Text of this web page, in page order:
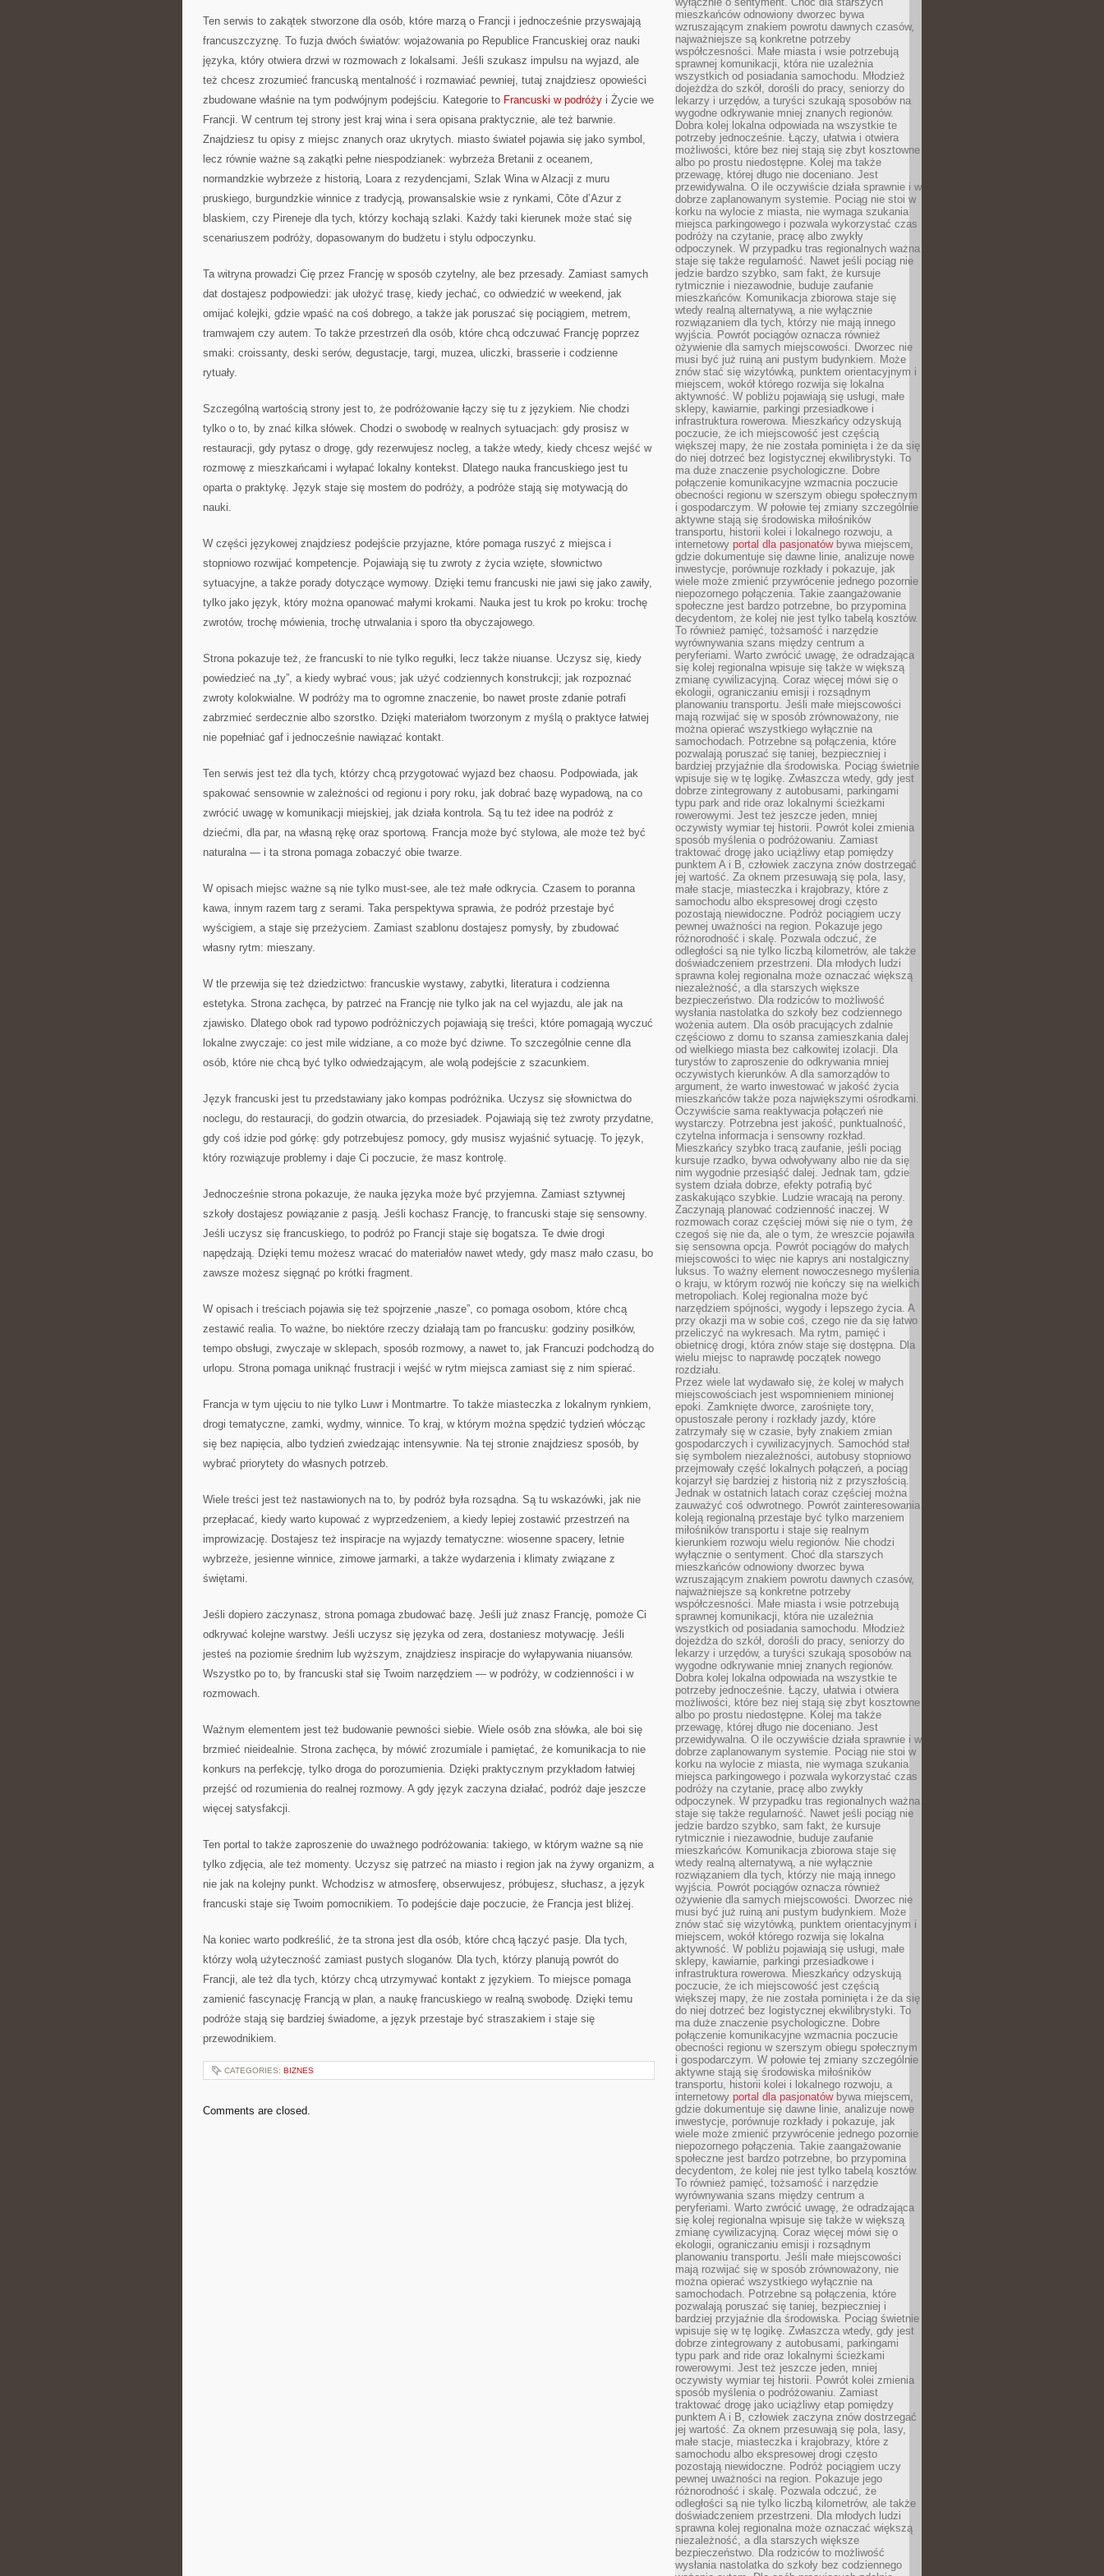
Ten serwis to zakątek stworzone dla osób, które marzą o Francji i jednocześnie przyswajają
francuszczyznę. To fuzja dwóch światów: wojażowania po Republice Francuskiej oraz nauki
języka, który otwiera drzwi w rozmowach z lokalsami. Jeśli szukasz impulsu na wyjazd, ale
też chcesz zrozumieć francuską mentalność i rozmawiać pewniej, tutaj znajdziesz opowieści
zbudowane właśnie na tym podwójnym podejściu. Kategorie to Francuski w podróży i Życie we
Francji. W centrum tej strony jest kraj wina i sera opisana praktycznie, ale też barwnie.
Znajdziesz tu opisy z miejsc znanych oraz ukrytych. miasto świateł pojawia się jako symbol,
lecz równie ważne są zakątki pełne niespodzianek: wybrzeża Bretanii z oceanem,
normandzkie wybrzeże z historią, Loara z rezydencjami, Szlak Wina w Alzacji z muru
pruskiego, burgundzkie winnice z tradycją, prowansalskie wsie z rynkami, Côte d’Azur z
blaskiem, czy Pireneje dla tych, którzy kochają szlaki. Każdy taki kierunek może stać się
scenariuszem podróży, dopasowanym do budżetu i stylu odpoczynku.
Ta witryna prowadzi Cię przez Francję w sposób czytelny, ale bez przesady. Zamiast samych
dat dostajesz podpowiedzi: jak ułożyć trasę, kiedy jechać, co odwiedzić w weekend, jak
omijać kolejki, gdzie wpaść na coś dobrego, a także jak poruszać się pociągiem, metrem,
tramwajem czy autem. To także przestrzeń dla osób, które chcą odczuwać Francję poprzez
smaki: croissanty, deski serów, degustacje, targi, muzea, uliczki, brasserie i codzienne
rytuały.
Szczególną wartością strony jest to, że podróżowanie łączy się tu z językiem. Nie chodzi
tylko o to, by znać kilka słówek. Chodzi o swobodę w realnych sytuacjach: gdy prosisz w
restauracji, gdy pytasz o drogę, gdy rezerwujesz nocleg, a także wtedy, kiedy chcesz wejść w
rozmowę z mieszkańcami i wyłapać lokalny kontekst. Dlatego nauka francuskiego jest tu
oparta o praktykę. Język staje się mostem do podróży, a podróże stają się motywacją do
nauki.
W części językowej znajdziesz podejście przyjazne, które pomaga ruszyć z miejsca i
stopniowo rozwijać kompetencje. Pojawiają się tu zwroty z życia wzięte, słownictwo
sytuacyjne, a także porady dotyczące wymowy. Dzięki temu francuski nie jawi się jako zawiły,
tylko jako język, który można opanować małymi krokami. Nauka jest tu krok po kroku: trochę
zwrotów, trochę mówienia, trochę utrwalania i sporo tła obyczajowego.
Strona pokazuje też, że francuski to nie tylko regułki, lecz także niuanse. Uczysz się, kiedy
powiedzieć na „ty”, a kiedy wybrać vous; jak użyć codziennych konstrukcji; jak rozpoznać
zwroty kolokwialne. W podróży ma to ogromne znaczenie, bo nawet proste zdanie potrafi
zabrzmieć serdecznie albo szorstko. Dzięki materiałom tworzonym z myślą o praktyce łatwiej
nie popełniać gaf i jednocześnie nawiązać kontakt.
Ten serwis jest też dla tych, którzy chcą przygotować wyjazd bez chaosu. Podpowiada, jak
spakować sensownie w zależności od regionu i pory roku, jak dobrać bazę wypadową, na co
zwrócić uwagę w komunikacji miejskiej, jak działa kontrola. Są tu też idee na podróż z
dziećmi, dla par, na własną rękę oraz sportową. Francja może być stylowa, ale może też być
naturalna — i ta strona pomaga zobaczyć obie twarze.
W opisach miejsc ważne są nie tylko must-see, ale też małe odkrycia. Czasem to poranna
kawa, innym razem targ z serami. Taka perspektywa sprawia, że podróż przestaje być
wyścigiem, a staje się przeżyciem. Zamiast szablonu dostajesz pomysły, by zbudować
własny rytm: mieszany.
W tle przewija się też dziedzictwo: francuskie wystawy, zabytki, literatura i codzienna
estetyka. Strona zachęca, by patrzeć na Francję nie tylko jak na cel wyjazdu, ale jak na
zjawisko. Dlatego obok rad typowo podróżniczych pojawiają się treści, które pomagają wyczuć
lokalne zwyczaje: co jest mile widziane, a co może być dziwne. To szczególnie cenne dla
osób, które nie chcą być tylko odwiedzającym, ale wolą podejście z szacunkiem.
Język francuski jest tu przedstawiany jako kompas podróżnika. Uczysz się słownictwa do
noclegu, do restauracji, do godzin otwarcia, do przesiadek. Pojawiają się też zwroty przydatne,
gdy coś idzie pod górkę: gdy potrzebujesz pomocy, gdy musisz wyjaśnić sytuację. To język,
który rozwiązuje problemy i daje Ci poczucie, że masz kontrolę.
Jednocześnie strona pokazuje, że nauka języka może być przyjemna. Zamiast sztywnej
szkoły dostajesz powiązanie z pasją. Jeśli kochasz Francję, to francuski staje się sensowny.
Jeśli uczysz się francuskiego, to podróż po Francji staje się bogatsza. Te dwie drogi
napędzają. Dzięki temu możesz wracać do materiałów nawet wtedy, gdy masz mało czasu, bo
zawsze możesz sięgnąć po krótki fragment.
W opisach i treściach pojawia się też spojrzenie „nasze”, co pomaga osobom, które chcą
zestawić realia. To ważne, bo niektóre rzeczy działają tam po francusku: godziny posiłków,
tempo obsługi, zwyczaje w sklepach, sposób rozmowy, a nawet to, jak Francuzi podchodzą do
urlopu. Strona pomaga uniknąć frustracji i wejść w rytm miejsca zamiast się z nim spierać.
Francja w tym ujęciu to nie tylko Luwr i Montmartre. To także miasteczka z lokalnym rynkiem,
drogi tematyczne, zamki, wydmy, winnice. To kraj, w którym można spędzić tydzień włócząc
się bez napięcia, albo tydzień zwiedzając intensywnie. Na tej stronie znajdziesz sposób, by
wybrać priorytety do własnych potrzeb.
Wiele treści jest też nastawionych na to, by podróż była rozsądna. Są tu wskazówki, jak nie
przepłacać, kiedy warto kupować z wyprzedzeniem, a kiedy lepiej zostawić przestrzeń na
improwizację. Dostajesz też inspiracje na wyjazdy tematyczne: wiosenne spacery, letnie
wybrzeże, jesienne winnice, zimowe jarmarki, a także wydarzenia i klimaty związane z
świętami.
Jeśli dopiero zaczynasz, strona pomaga zbudować bazę. Jeśli już znasz Francję, pomoże Ci
odkrywać kolejne warstwy. Jeśli uczysz się języka od zera, dostaniesz motywację. Jeśli
jesteś na poziomie średnim lub wyższym, znajdziesz inspiracje do wyłapywania niuansów.
Wszystko po to, by francuski stał się Twoim narzędziem — w podróży, w codzienności i w
rozmowach.
Ważnym elementem jest też budowanie pewności siebie. Wiele osób zna słówka, ale boi się
brzmieć nieidealnie. Strona zachęca, by mówić zrozumiale i pamiętać, że komunikacja to nie
konkurs na perfekcję, tylko droga do porozumienia. Dzięki praktycznym przykładom łatwiej
przejść od rozumienia do realnej rozmowy. A gdy język zaczyna działać, podróż daje jeszcze
więcej satysfakcji.
Ten portal to także zaproszenie do uważnego podróżowania: takiego, w którym ważne są nie
tylko zdjęcia, ale też momenty. Uczysz się patrzeć na miasto i region jak na żywy organizm, a
nie jak na kolejny punkt. Wchodzisz w atmosferę, obserwujesz, próbujesz, słuchasz, a język
francuski staje się Twoim pomocnikiem. To podejście daje poczucie, że Francja jest bliżej.
Na koniec warto podkreślić, że ta strona jest dla osób, które chcą łączyć pasje. Dla tych,
którzy wolą użyteczność zamiast pustych sloganów. Dla tych, którzy planują powrót do
Francji, ale też dla tych, którzy chcą utrzymywać kontakt z językiem. To miejsce pomaga
zamienić fascynację Francją w plan, a naukę francuskiego w realną swobodę. Dzięki temu
podróże stają się bardziej świadome, a język przestaje być straszakiem i staje się
przewodnikiem.
CATEGORIES: BIZNES
Comments are closed.
mieszkańców odnowiony dworzec bywa
wzruszającym znakiem powrotu dawnych czasów,
najważniejsze są konkretne potrzeby
współczesności. Małe miasta i wsie potrzebują
sprawnej komunikacji, która nie uzależnia
wszystkich od posiadania samochodu. Młodzież
dojeżdża do szkół, dorośli do pracy, seniorzy do
lekarzy i urzędów, a turyści szukają sposobów na
wygodne odkrywanie mniej znanych regionów.
Dobra kolej lokalna odpowiada na wszystkie te
potrzeby jednocześnie. Łączy, ułatwia i otwiera
możliwości, które bez niej stają się zbyt kosztowne
albo po prostu niedostępne. Kolej ma także
przewagę, której długo nie doceniano. Jest
przewidywalna. O ile oczywiście działa sprawnie i w
dobrze zaplanowanym systemie. Pociąg nie stoi w
korku na wylocie z miasta, nie wymaga szukania
miejsca parkingowego i pozwala wykorzystać czas
podróży na czytanie, pracę albo zwykły
odpoczynek. W przypadku tras regionalnych ważna
staje się także regularność. Nawet jeśli pociąg nie
jedzie bardzo szybko, sam fakt, że kursuje
rytmicznie i niezawodnie, buduje zaufanie
mieszkańców. Komunikacja zbiorowa staje się
wtedy realną alternatywą, a nie wyłącznie
rozwiązaniem dla tych, którzy nie mają innego
wyjścia. Powrót pociągów oznacza również
ożywienie dla samych miejscowości. Dworzec nie
musi być już ruiną ani pustym budynkiem. Może
znów stać się wizytówką, punktem orientacyjnym i
miejscem, wokół którego rozwija się lokalna
aktywność. W pobliżu pojawiają się usługi, małe
sklepy, kawiarnie, parkingi przesiadkowe i
infrastruktura rowerowa. Mieszkańcy odzyskują
poczucie, że ich miejscowość jest częścią
większej mapy, że nie została pominięta i że da się
do niej dotrzeć bez logistycznej ekwilibrystyki. To
ma duże znaczenie psychologiczne. Dobre
połączenie komunikacyjne wzmacnia poczucie
obecności regionu w szerszym obiegu społecznym
i gospodarczym. W połowie tej zmiany szczególnie
aktywne stają się środowiska miłośników
transportu, historii kolei i lokalnego rozwoju, a
internetowy portal dla pasjonatówbywa miejscem,
gdzie dokumentuje się dawne linie, analizuje nowe
inwestycje, porównuje rozkłady i pokazuje, jak
wiele może zmienić przywrócenie jednego pozornie
niepozornego połączenia. Takie zaangażowanie
społeczne jest bardzo potrzebne, bo przypomina
decydentom, że kolej nie jest tylko tabelą kosztów.
To również pamięć, tożsamość i narzędzie
wyrównywania szans między centrum a
peryferiami. Warto zwrócić uwagę, że odradzająca
się kolej regionalna wpisuje się także w większą
zmianę cywilizacyjną. Coraz więcej mówi się o
ekologii, ograniczaniu emisji i rozsądnym
planowaniu transportu. Jeśli małe miejscowości
mają rozwijać się w sposób zrównoważony, nie
można opierać wszystkiego wyłącznie na
samochodach. Potrzebne są połączenia, które
pozwalają poruszać się taniej, bezpieczniej i
bardziej przyjaźnie dla środowiska. Pociąg świetnie
wpisuje się w tę logikę. Zwłaszcza wtedy, gdy jest
dobrze zintegrowany z autobusami, parkingami
typu park and ride oraz lokalnymi ścieżkami
rowerowymi. Jest też jeszcze jeden, mniej
oczywisty wymiar tej historii. Powrót kolei zmienia
sposób myślenia o podróżowaniu. Zamiast
traktować drogę jako uciążliwy etap pomiędzy
punktem A i B, człowiek zaczyna znów dostrzegać
jej wartość. Za oknem przesuwają się pola, lasy,
małe stacje, miasteczka i krajobrazy, które z
samochodu albo ekspresowej drogi często
pozostają niewidoczne. Podróż pociągiem uczy
pewnej uważności na region. Pokazuje jego
różnorodność i skalę. Pozwala odczuć, że
odległości są nie tylko liczbą kilometrów, ale także
doświadczeniem przestrzeni. Dla młodych ludzi
sprawna kolej regionalna może oznaczać większą
niezależność, a dla starszych większe
bezpieczeństwo. Dla rodziców to możliwość
wysłania nastolatka do szkoły bez codziennego
wożenia autem. Dla osób pracujących zdalnie
częściowo z domu to szansa zamieszkania dalej
od wielkiego miasta bez całkowitej izolacji. Dla
turystów to zaproszenie do odkrywania mniej
oczywistych kierunków. A dla samorządów to
argument, że warto inwestować w jakość życia
mieszkańców także poza największymi ośrodkami.
Oczywiście sama reaktywacja połączeń nie
wystarczy. Potrzebna jest jakość, punktualność,
czytelna informacja i sensowny rozkład.
Mieszkańcy szybko tracą zaufanie, jeśli pociąg
kursuje rzadko, bywa odwoływany albo nie da się
nim wygodnie przesiąść dalej. Jednak tam, gdzie
system działa dobrze, efekty potrafią być
zaskakująco szybkie. Ludzie wracają na perony.
Zaczynają planować codzienność inaczej. W
rozmowach coraz częściej mówi się nie o tym, że
czegoś się nie da, ale o tym, że wreszcie pojawiła
się sensowna opcja. Powrót pociągów do małych
miejscowości to więc nie kaprys ani nostalgiczny
luksus. To ważny element nowoczesnego myślenia
o kraju, w którym rozwój nie kończy się na wielkich
metropoliach. Kolej regionalna może być
narzędziem spójności, wygody i lepszego życia. A
przy okazji ma w sobie coś, czego nie da się łatwo
przeliczyć na wykresach. Ma rytm, pamięć i
obietnicę drogi, która znów staje się dostępna. Dla
wielu miejsc to naprawdę początek nowego
rozdziału.
Przez wiele lat wydawało się, że kolej w małych
miejscowościach jest wspomnieniem minionej
epoki. Zamknięte dworce, zarośnięte tory,
opustoszałe perony i rozkłady jazdy, które
zatrzymały się w czasie, były znakiem zmian
gospodarczych i cywilizacyjnych. Samochód stał
się symbolem niezależności, autobusy stopniowo
przejmowały część lokalnych połączeń, a pociąg
kojarzył się bardziej z historią niż z przyszłością.
Jednak w ostatnich latach coraz częściej można
zauważyć coś odwrotnego. Powrót zainteresowania
koleją regionalną przestaje być tylko marzeniem
miłośników transportu i staje się realnym
kierunkiem rozwoju wielu regionów. Nie chodzi
wyłącznie o sentyment. Choć dla starszych
mieszkańców odnowiony dworzec bywa
wzruszającym znakiem powrotu dawnych czasów,
najważniejsze są konkretne potrzeby
współczesności. Małe miasta i wsie potrzebują
sprawnej komunikacji, która nie uzależnia
wszystkich od posiadania samochodu. Młodzież
dojeżdża do szkół, dorośli do pracy, seniorzy do
lekarzy i urzędów, a turyści szukają sposobów na
wygodne odkrywanie mniej znanych regionów.
Dobra kolej lokalna odpowiada na wszystkie te
potrzeby jednocześnie. Łączy, ułatwia i otwiera
możliwości, które bez niej stają się zbyt kosztowne
albo po prostu niedostępne. Kolej ma także
przewagę, której długo nie doceniano. Jest
przewidywalna. O ile oczywiście działa sprawnie i w
dobrze zaplanowanym systemie. Pociąg nie stoi w
korku na wylocie z miasta, nie wymaga szukania
miejsca parkingowego i pozwala wykorzystać czas
podróży na czytanie, pracę albo zwykły
odpoczynek. W przypadku tras regionalnych ważna
staje się także regularność. Nawet jeśli pociąg nie
jedzie bardzo szybko, sam fakt, że kursuje
rytmicznie i niezawodnie, buduje zaufanie
mieszkańców. Komunikacja zbiorowa staje się
wtedy realną alternatywą, a nie wyłącznie
rozwiązaniem dla tych, którzy nie mają innego
wyjścia. Powrót pociągów oznacza również
ożywienie dla samych miejscowości. Dworzec nie
musi być już ruiną ani pustym budynkiem. Może
znów stać się wizytówką, punktem orientacyjnym i
miejscem, wokół którego rozwija się lokalna
aktywność. W pobliżu pojawiają się usługi, małe
sklepy, kawiarnie, parkingi przesiadkowe i
infrastruktura rowerowa. Mieszkańcy odzyskują
poczucie, że ich miejscowość jest częścią
większej mapy, że nie została pominięta i że da się
do niej dotrzeć bez logistycznej ekwilibrystyki. To
ma duże znaczenie psychologiczne. Dobre
połączenie komunikacyjne wzmacnia poczucie
obecności regionu w szerszym obiegu społecznym
i gospodarczym. W połowie tej zmiany szczególnie
aktywne stają się środowiska miłośników
transportu, historii kolei i lokalnego rozwoju, a
internetowy portal dla pasjonatówbywa miejscem,
gdzie dokumentuje się dawne linie, analizuje nowe
inwestycje, porównuje rozkłady i pokazuje, jak
wiele może zmienić przywrócenie jednego pozornie
niepozornego połączenia. Takie zaangażowanie
społeczne jest bardzo potrzebne, bo przypomina
decydentom, że kolej nie jest tylko tabelą kosztów.
To również pamięć, tożsamość i narzędzie
wyrównywania szans między centrum a
peryferiami. Warto zwrócić uwagę, że odradzająca
się kolej regionalna wpisuje się także w większą
zmianę cywilizacyjną. Coraz więcej mówi się o
ekologii, ograniczaniu emisji i rozsądnym
planowaniu transportu. Jeśli małe miejscowości
mają rozwijać się w sposób zrównoważony, nie
można opierać wszystkiego wyłącznie na
samochodach. Potrzebne są połączenia, które
pozwalają poruszać się taniej, bezpieczniej i
bardziej przyjaźnie dla środowiska. Pociąg świetnie
wpisuje się w tę logikę. Zwłaszcza wtedy, gdy jest
dobrze zintegrowany z autobusami, parkingami
typu park and ride oraz lokalnymi ścieżkami
rowerowymi. Jest też jeszcze jeden, mniej
oczywisty wymiar tej historii. Powrót kolei zmienia
sposób myślenia o podróżowaniu. Zamiast
traktować drogę jako uciążliwy etap pomiędzy
punktem A i B, człowiek zaczyna znów dostrzegać
jej wartość. Za oknem przesuwają się pola, lasy,
małe stacje, miasteczka i krajobrazy, które z
samochodu albo ekspresowej drogi często
pozostają niewidoczne. Podróż pociągiem uczy
pewnej uważności na region. Pokazuje jego
różnorodność i skalę. Pozwala odczuć, że
odległości są nie tylko liczbą kilometrów, ale także
doświadczeniem przestrzeni. Dla młodych ludzi
sprawna kolej regionalna może oznaczać większą
niezależność, a dla starszych większe
bezpieczeństwo. Dla rodziców to możliwość
wysłania nastolatka do szkoły bez codziennego